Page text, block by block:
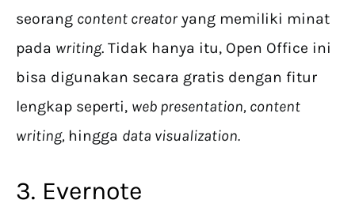
seorang content creator yang memiliki minat
pada writing. Tidak hanya itu, Open Office ini
bisa digunakan secara gratis dengan fitur
lengkap seperti, web presentation, content
writing, hingga data visualization.
3. Evernote